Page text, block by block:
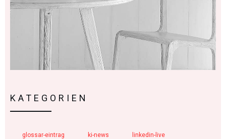
KATEGORIEN
glossar-eintrag ki-news linkedin-live